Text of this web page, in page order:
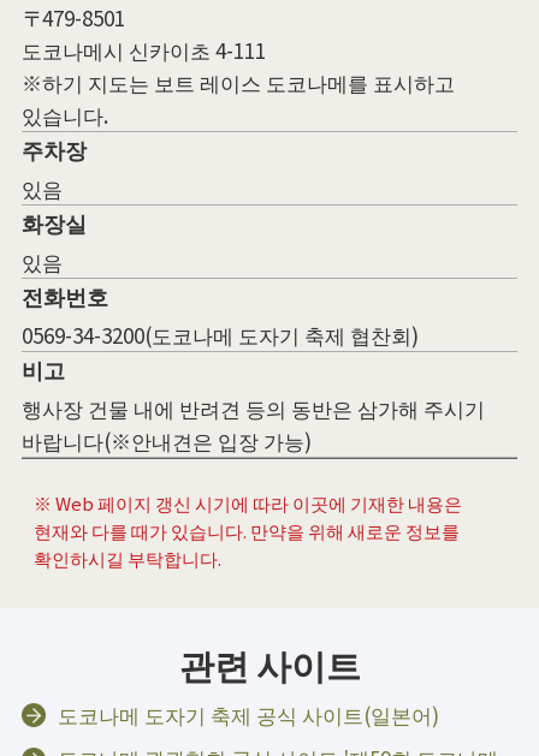
〒479-8501
도코나메시 신카이초 4-111
※하기 지도는 보트 레이스 도코나메를 표시하고
있습니다.
주차장
있음
화장실
있음
전화번호
0569-34-3200(도코나메 도자기 축제 협찬회)
비고
행사장 건물 내에 반려견 등의 동반은 삼가해 주시기
바랍니다(※안내견은 입장 가능)
※ Web 페이지 갱신 시기에 따라 이곳에 기재한 내용은
현재와 다를 때가 있습니다. 만약을 위해 새로운 정보를
확인하시길 부탁합니다.
관련 사이트
도코나메 도자기 축제 공식 사이트(일본어)